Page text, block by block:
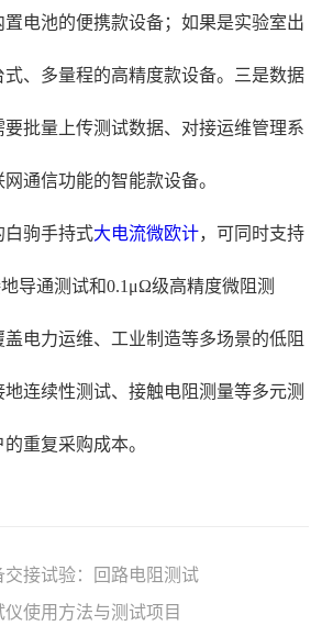
电池的便携款设备；如果是实验室出
式、多量程的高精度款设备。三是数据
批量上传测试数据、对接运维管理系
通信功能的智能款设备。
白驹手持式大电流微欧计，可同时支持
导通测试和0.1μΩ级高精度微阻测
电力运维、工业制造等多场景的低阻
连续性测试、接触电阻测量等多元测
重复采购成本。
交接试验：回路电阻测试
仪使用方法与测试项目